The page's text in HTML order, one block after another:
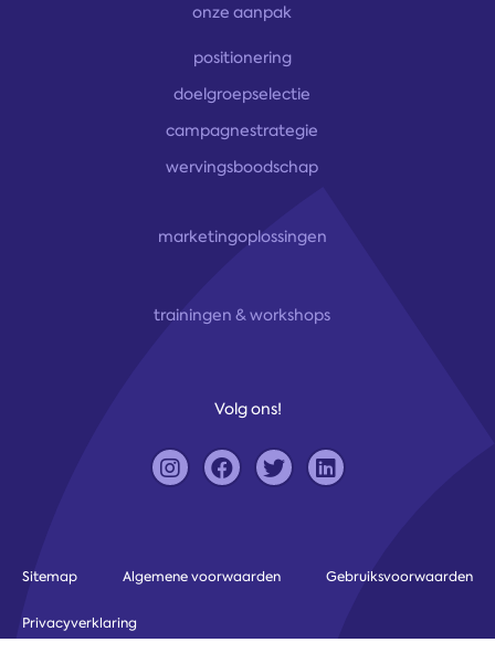
onze aanpak
positionering
doelgroepselectie
campagnestrategie
wervingsboodschap
marketingoplossingen
trainingen & workshops
Volg ons!
Sitemap Algemene voorwaarden Gebruiksvoorwaarden
Privacyverklaring